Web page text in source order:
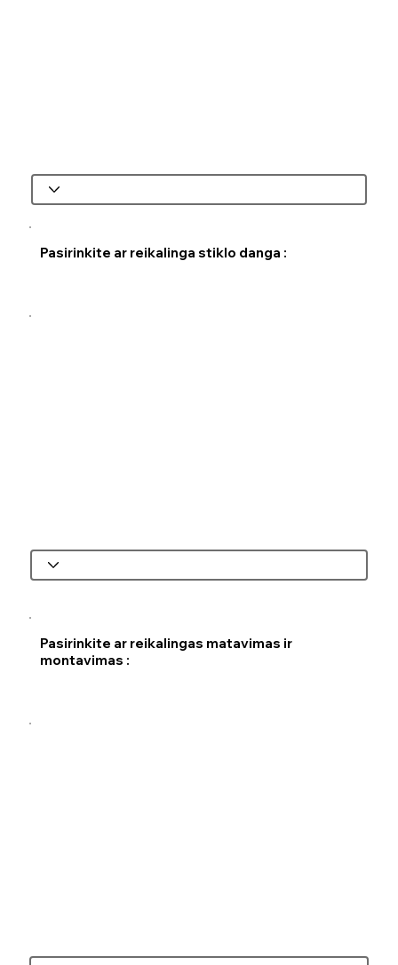
Pasirinkite ar reikalinga stiklo danga :
Pasirinkite ar reikalingas matavimas ir
montavimas :